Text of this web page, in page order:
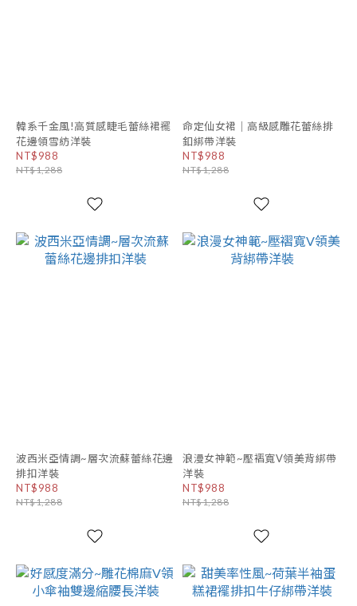
韓系千金風!高質感睫毛蕾絲裙襬
花邊領雪紡洋裝
NT$988
NT$1,288
命定仙女裙｜高級感雕花蕾絲排
釦綁帶洋裝
NT$988
NT$1,288
波西米亞情調~層次流蘇蕾絲花邊
排扣洋裝
NT$988
NT$1,288
浪漫女神範~壓褶寬V領美背綁帶
洋裝
NT$988
NT$1,288